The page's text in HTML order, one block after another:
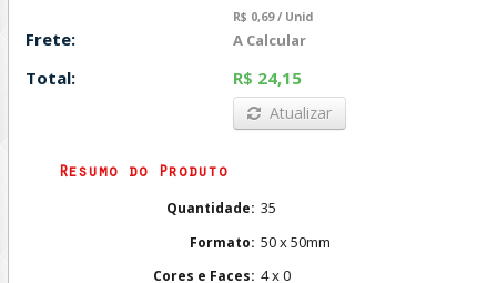
R$ 0,69 / Unid
Frete: A Calcular
Total: R$ 24,15
Atualizar
Resumo do Produto
Quantidade: 35
Formato: 50 x 50mm
Cores e Faces: 4 x 0